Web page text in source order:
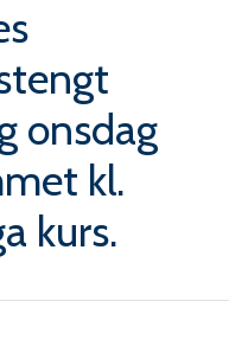
onsdag
kl.
kurs.